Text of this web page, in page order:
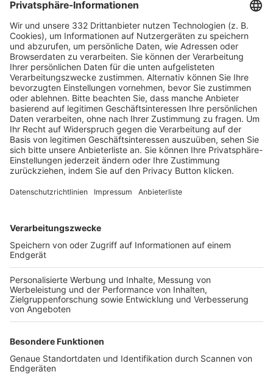
HÄUFIG BESUCHTE SEITEN
Pässe und Vereinswechsel
Trainerausbildung
Schulungsangebot Vereinsmitarbeiter
BFV-Geschäftsstellen
Trainerbörse
Login SpielPlus
FOLGE DEM BFV
TOP-VEREINE
TOP-PARTNER